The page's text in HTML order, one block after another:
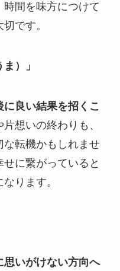
時間を味方につけて
です。
）」
に良い結果を招くこ
想いの終わりも、
な転機かもしれませ
に繋がっていると
ります。
いがけない方向へ